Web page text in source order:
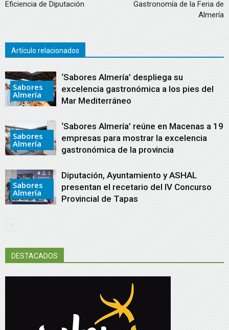
Eficiencia de Diputación
Gastronomía de la Feria de
Almería
Artículo relacionados
Sabores
Almería
‘Sabores Almería’ despliega su
excelencia gastronómica a los pies del
Mar Mediterráneo
Sabores
Almería
‘Sabores Almería’ reúne en Macenas a 19
empresas para mostrar la excelencia
gastronómica de la provincia
Sabores
Almería
Diputación, Ayuntamiento y ASHAL
presentan el recetario del IV Concurso
Provincial de Tapas
DESTACADOS